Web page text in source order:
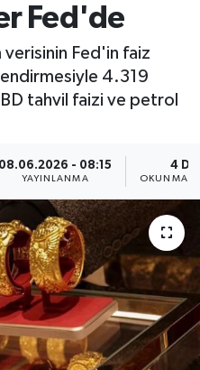
Fed'de
verisinin Fed'in faiz
4.319
tahvil faizi ve petrol
08.06.2026 - 08:15
YAYINLANMA
4 DK
OKUNMA